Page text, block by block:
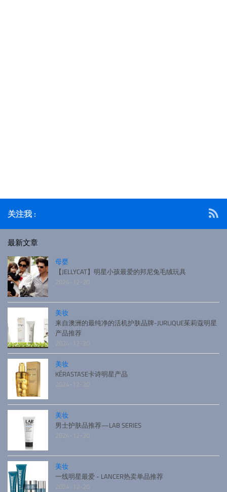
关注我 :
最新文章
母婴
【JELLYCAT】明星小孩最爱的邦尼兔毛绒玩具
2024-12-20
美妆
来自澳洲的最纯净的活机护肤品牌-JURLIQUE茱莉蔻明星
产品推荐
2024-12-20
美妆
KÉRASTASE卡诗明星产品
2024-12-20
美妆
男士护肤品推荐—LAB SERIES
2024-12-20
美妆
一线明星最爱 - LANCER热卖单品推荐
2024-12-20